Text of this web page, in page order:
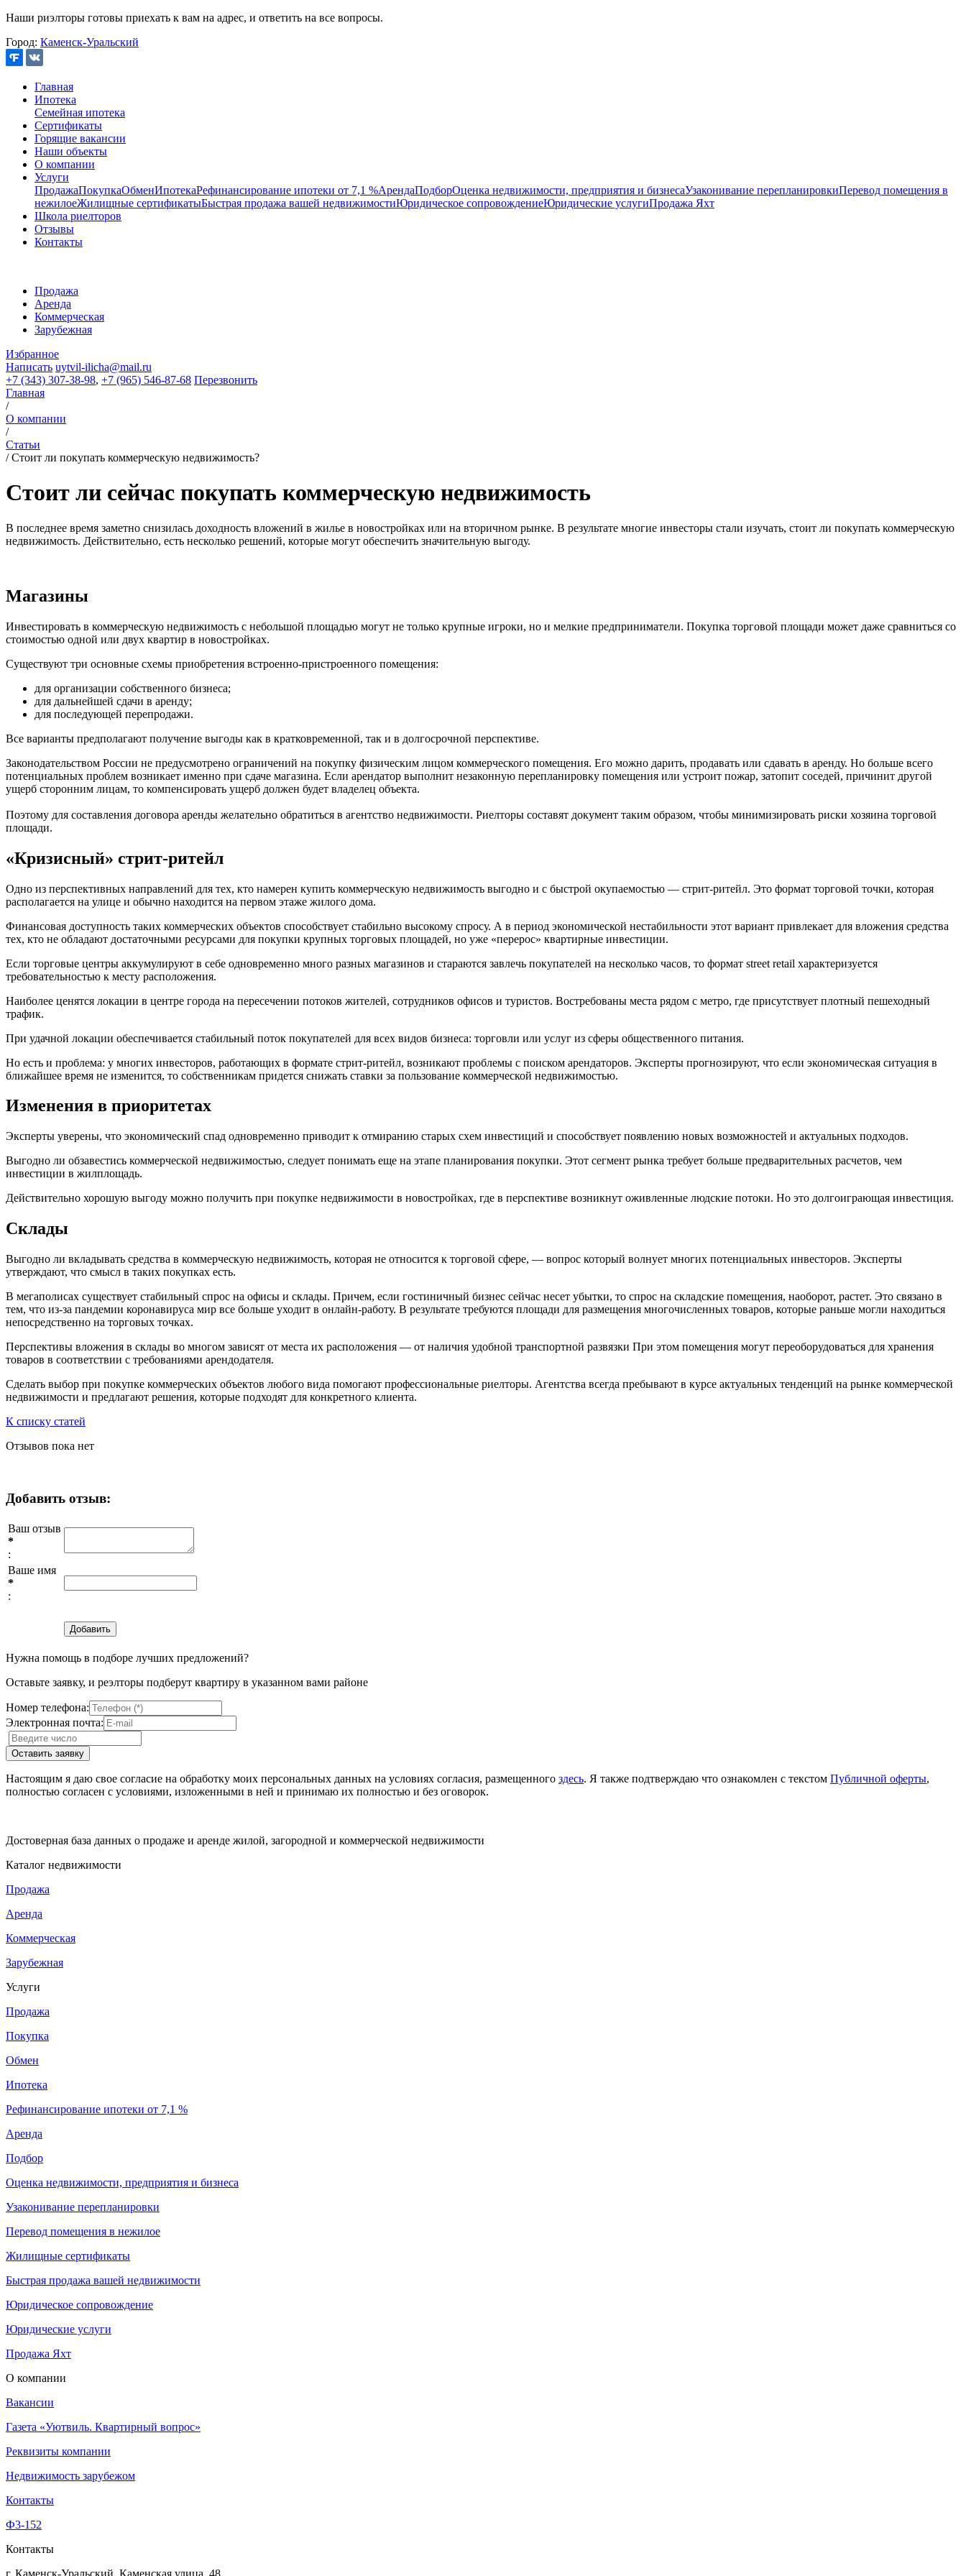
Наши риэлторы готовы приехать к вам на адрес, и ответить на все вопросы.
Город: Каменск-Уральский
Главная
Ипотека
Семейная ипотека
Сертификаты
Горящие вакансии
Наши объекты
О компании
Услуги
ПродажаПокупкаОбменИпотекаРефинансирование ипотеки от 7,1 %АрендаПодборОценка недвижимости, предприятия и бизнесаУзаконивание перепланировкиПеревод помещения в
нежилоеЖилищные сертификатыБыстрая продажа вашей недвижимостиЮридическое сопровождениеЮридические услугиПродажа Яхт
Школа риелторов
Отзывы
Контакты
Продажа
Аренда
Коммерческая
Зарубежная
Избранное
Написать uytvil-ilicha@mail.ru
+7 (343) 307-38-98, +7 (965) 546-87-68 Перезвонить
Главная
/
О компании
/
Статьи
/Стоит ли покупать коммерческую недвижимость?
Стоит ли сейчас покупать коммерческую недвижимость
В последнее время заметно снизилась доходность вложений в жилье в новостройках или на вторичном рынке. В результате многие инвесторы стали изучать, стоит ли покупать коммерческую
недвижимость. Действительно, есть несколько решений, которые могут обеспечить значительную выгоду.
Магазины
Инвестировать в коммерческую недвижимость с небольшой площадью могут не только крупные игроки, но и мелкие предприниматели. Покупка торговой площади может даже сравниться со
стоимостью одной или двух квартир в новостройках.
Существуют три основные схемы приобретения встроенно-пристроенного помещения:
для организации собственного бизнеса;
для дальнейшей сдачи в аренду;
для последующей перепродажи.
Все варианты предполагают получение выгоды как в кратковременной, так и в долгосрочной перспективе.
Законодательством России не предусмотрено ограничений на покупку физическим лицом коммерческого помещения. Его можно дарить, продавать или сдавать в аренду. Но больше всего
потенциальных проблем возникает именно при сдаче магазина. Если арендатор выполнит незаконную перепланировку помещения или устроит пожар, затопит соседей, причинит другой
ущерб сторонним лицам, то компенсировать ущерб должен будет владелец объекта.
Поэтому для составления договора аренды желательно обратиться в агентство недвижимости. Риелторы составят документ таким образом, чтобы минимизировать риски хозяина торговой
площади.
«Кризисный» стрит-ритейл
Одно из перспективных направлений для тех, кто намерен купить коммерческую недвижимость выгодно и с быстрой окупаемостью — стрит-ритейл. Это формат торговой точки, которая
располагается на улице и обычно находится на первом этаже жилого дома.
Финансовая доступность таких коммерческих объектов способствует стабильно высокому спросу. А в период экономической нестабильности этот вариант привлекает для вложения средства
тех, кто не обладают достаточными ресурсами для покупки крупных торговых площадей, но уже «перерос» квартирные инвестиции.
Если торговые центры аккумулируют в себе одновременно много разных магазинов и стараются завлечь покупателей на несколько часов, то формат street retail характеризуется
требовательностью к месту расположения.
Наиболее ценятся локации в центре города на пересечении потоков жителей, сотрудников офисов и туристов. Востребованы места рядом с метро, где присутствует плотный пешеходный
трафик.
При удачной локации обеспечивается стабильный поток покупателей для всех видов бизнеса: торговли или услуг из сферы общественного питания.
Но есть и проблема: у многих инвесторов, работающих в формате стрит-ритейл, возникают проблемы с поиском арендаторов. Эксперты прогнозируют, что если экономическая ситуация в
ближайшее время не изменится, то собственникам придется снижать ставки за пользование коммерческой недвижимостью.
Изменения в приоритетах
Эксперты уверены, что экономический спад одновременно приводит к отмиранию старых схем инвестиций и способствует появлению новых возможностей и актуальных подходов.
Выгодно ли обзавестись коммерческой недвижимостью, следует понимать еще на этапе планирования покупки. Этот сегмент рынка требует больше предварительных расчетов, чем
инвестиции в жилплощадь.
Действительно хорошую выгоду можно получить при покупке недвижимости в новостройках, где в перспективе возникнут оживленные людские потоки. Но это долгоиграющая инвестиция.
Склады
Выгодно ли вкладывать средства в коммерческую недвижимость, которая не относится к торговой сфере, — вопрос который волнует многих потенциальных инвесторов. Эксперты
утверждают, что смысл в таких покупках есть.
В мегаполисах существует стабильный спрос на офисы и склады. Причем, если гостиничный бизнес сейчас несет убытки, то спрос на складские помещения, наоборот, растет. Это связано в
тем, что из-за пандемии коронавируса мир все больше уходит в онлайн-работу. В результате требуются площади для размещения многочисленных товаров, которые раньше могли находиться
непосредственно на торговых точках.
Перспективы вложения в склады во многом зависят от места их расположения — от наличия удобной транспортной развязки При этом помещения могут переоборудоваться для хранения
товаров в соответствии с требованиями арендодателя.
Сделать выбор при покупке коммерческих объектов любого вида помогают профессиональные риелторы. Агентства всегда пребывают в курсе актуальных тенденций на рынке коммерческой
недвижимости и предлагают решения, которые подходят для конкретного клиента.
К списку статей
Отзывов пока нет
Добавить отзыв:
Ваш отзыв
*
:
Ваше имя
*
:
Нужна помощь в подборе лучших предложений?
Оставьте заявку, и реэлторы подберут квартиру в указанном вами районе
Номер телефона:
Электронная почта:
Настоящим я даю свое согласие на обработку моих персональных данных на условиях согласия, размещенного здесь. Я также подтверждаю что ознакомлен с текстом Публичной оферты,
полностью согласен с условиями, изложенными в ней и принимаю их полностью и без оговорок.
Достоверная база данных о продаже и аренде жилой, загородной и коммерческой недвижимости
Каталог недвижимости
Продажа
Аренда
Коммерческая
Зарубежная
Услуги
Продажа
Покупка
Обмен
Ипотека
Рефинансирование ипотеки от 7,1 %
Аренда
Подбор
Оценка недвижимости, предприятия и бизнеса
Узаконивание перепланировки
Перевод помещения в нежилое
Жилищные сертификаты
Быстрая продажа вашей недвижимости
Юридическое сопровождение
Юридические услуги
Продажа Яхт
О компании
Вакансии
Газета «Уютвиль. Квартирный вопрос»
Реквизиты компании
Недвижимость зарубежом
Контакты
Ф3-152
Контакты
г. Каменск-Уральский, Каменская улица, 48